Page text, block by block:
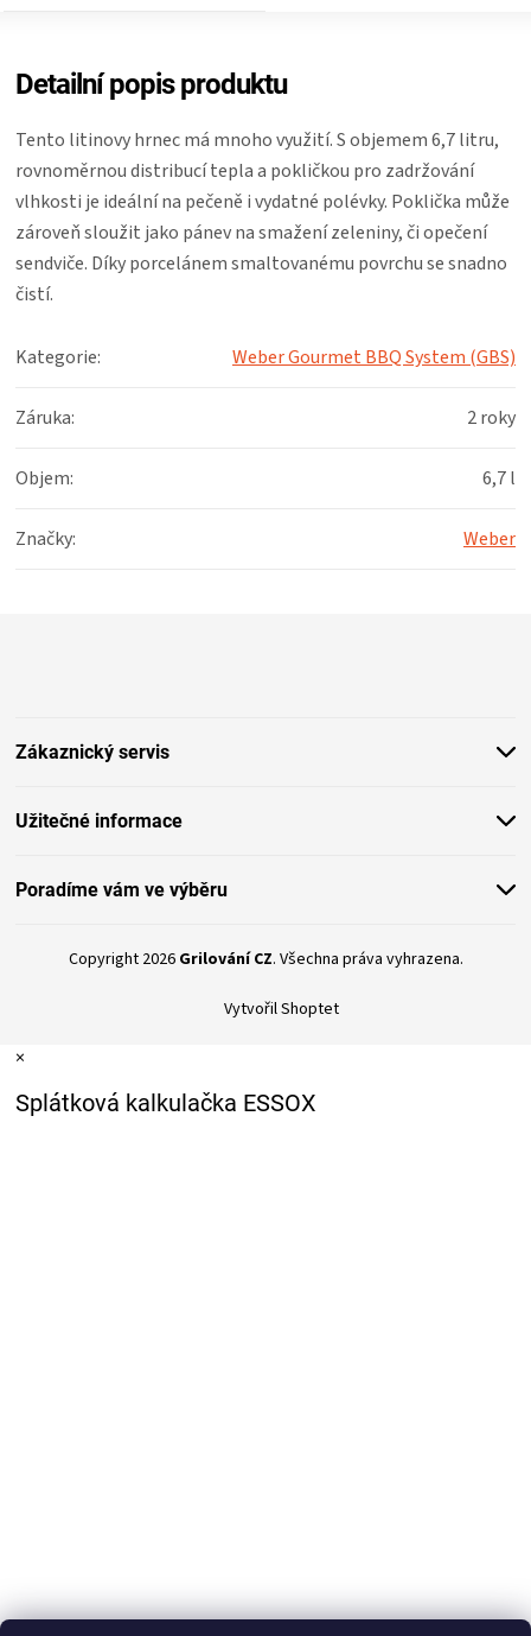
Detailní popis produktu
Tento litinovy hrnec má mnoho využití. S objemem 6,7 litru,
rovnoměrnou distribucí tepla a pokličkou pro zadržování
vlhkosti je ideální na pečeně i vydatné polévky. Poklička může
zároveň sloužit jako pánev na smažení zeleniny, či opečení
sendviče. Díky porcelánem smaltovanému povrchu se snadno
čistí.
Kategorie: Weber Gourmet BBQ System (GBS)
Záruka: 2 roky
Objem: 6,7 l
Značky: Weber
Zákaznický servis
Užitečné informace
Poradíme vám ve výběru
Vytvořil Shoptet
Copyright 2026 Grilování CZ. Všechna práva vyhrazena.
×
Splátková kalkulačka ESSOX